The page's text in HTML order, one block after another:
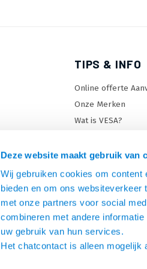
Deze website maakt gebruik van
Wij gebruiken cookies om
bieden en om ons
met onze partners voor social
combineren met andere
uw gebruik van hun services.
Het chatcontact is alleen mogelijk
TIPS & INFO
Online offerte
Onze Merken
Wat is VESA?
TV standaard
TV lift keuzehulp
Monitorarm
SiteMap